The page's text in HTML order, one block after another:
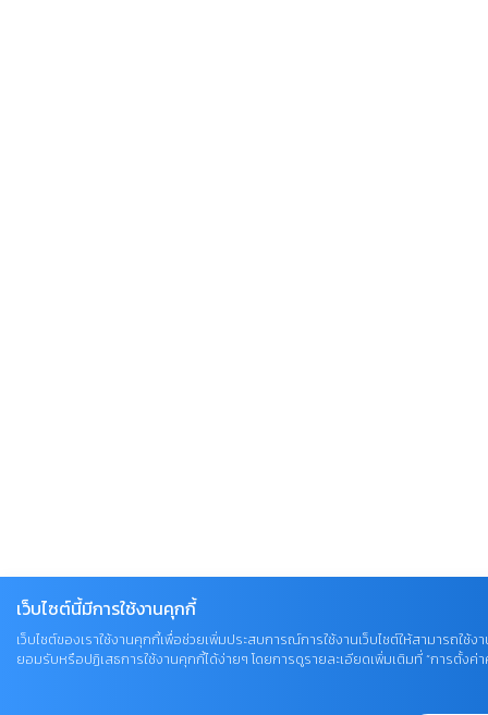
เว็บไซต์นี้มีการใช้งานคุกกี้
เว็บไซต์ของเราใช้งานคุกกี้เพื่อช่วยเพิ่มประสบการณ์การใช้งานเว็บไซต์ให้สามารถใ
ยอมรับหรือปฏิเสธการใช้งานคุกกี้ได้ง่ายๆ โดยการดูรายละเอียดเพิ่มเติมที่ “การตั้งค่